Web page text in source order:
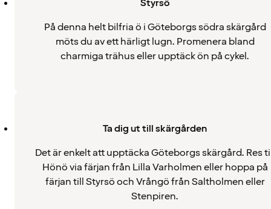
Styrsö
På denna helt bilfria ö i Göteborgs södra skärgård
möts du av ett härligt lugn. Promenera bland
charmiga trähus eller upptäck ön på cykel.
Ta dig ut till skärgården
Det är enkelt att upptäcka Göteborgs skärgård. Res
Hönö via färjan från Lilla Varholmen eller hoppa på
färjan till Styrsö och Vrångö från Saltholmen eller
Stenpiren.